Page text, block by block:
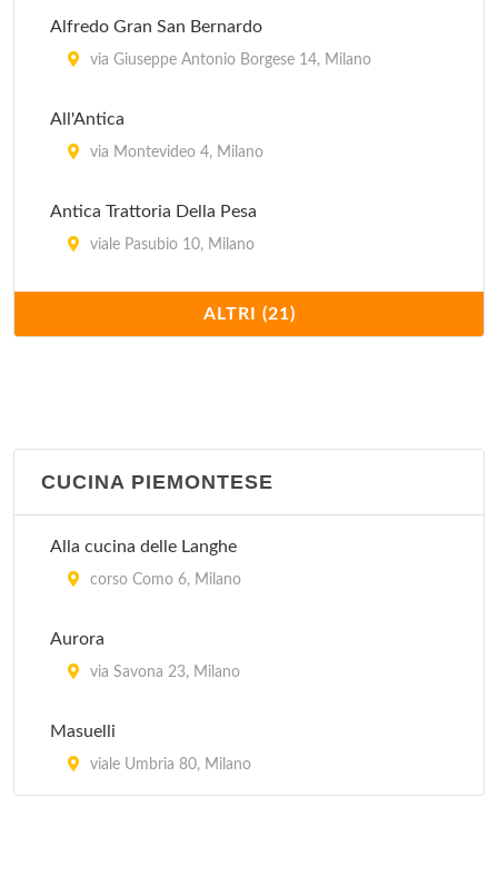
Alfredo Gran San Bernardo
via Giuseppe Antonio Borgese 14, Milano
All'Antica
via Montevideo 4, Milano
Antica Trattoria Della Pesa
viale Pasubio 10, Milano
Antico Ristorante Boeucc
piazza Belgioioso 2, Milano
Cantina Piemontese
Casa Fontana 23 Risotti
Da Berti
Da Francesca
viale Argonne 32, Milano
ALTRI (21)
CUCINA PIEMONTESE
Alla cucina delle Langhe
corso Como 6, Milano
Aurora
via Savona 23, Milano
Masuelli
viale Umbria 80, Milano